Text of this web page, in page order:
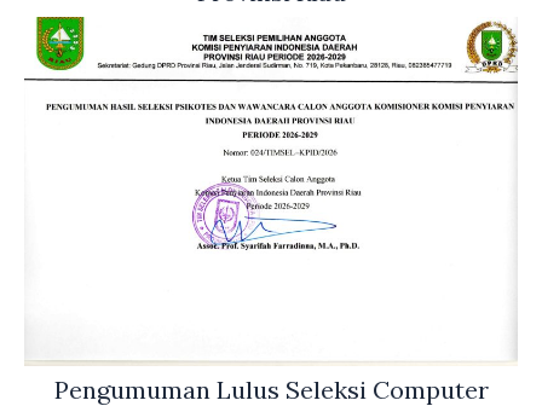
Pengumuman Lulus Seleksi Computer